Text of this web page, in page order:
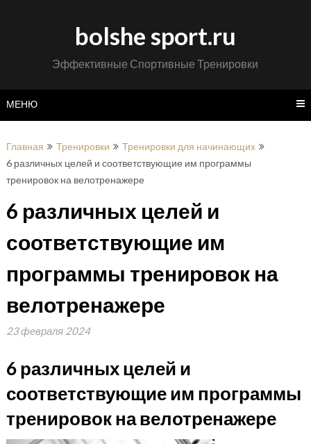
bolshe sport.ru
Эффективные Спортивные Тренировки
МЕНЮ
Главная Тренировки
Тренировки для начинающих
6 различных целей и соответствующие им программы
тренировок на велотренажере
6 различных целей и
соответствующие им
программы тренировок на
велотренажере
23 февраля 2024
6 различных целей и
соответствующие им программы
тренировок на велотренажере